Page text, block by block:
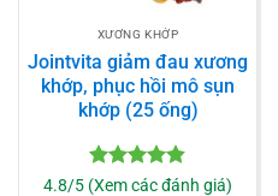
XƯƠNG KHỚP
Jointvita giảm đau xương
khớp, phục hồi mô sụn
khớp (25 ống)
Được xếp
4.8/5 (Xem các đánh giá)